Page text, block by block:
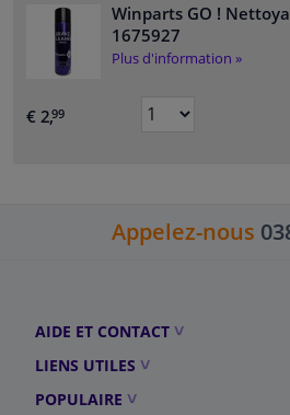
Winparts GO !
1675927
Plus d'information »
€ 2,99
Appelez-nous
AIDE ET CONTACT
LIENS UTILES
POPULAIRE